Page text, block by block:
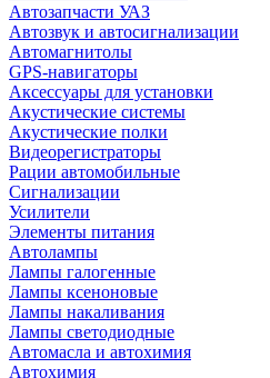
Автозапчасти УАЗ
Автозвук и автосигнализации
Автомагнитолы
GPS-навигаторы
Аксессуары для установки
Акустические системы
Акустические полки
Видеорегистраторы
Рации автомобильные
Сигнализации
Усилители
Элементы питания
Автолампы
Лампы галогенные
Лампы ксеноновые
Лампы накаливания
Лампы светодиодные
Автомасла и автохимия
Автохимия